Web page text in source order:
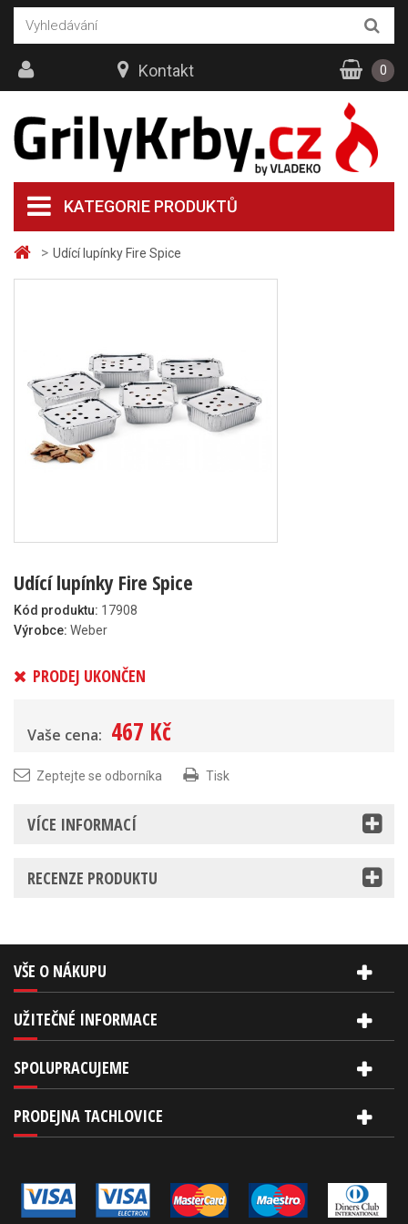
> Udící lupínky Fire Spice
Udící lupínky Fire Spice
Kód produktu: 17908
Výrobce: Weber
PRODEJ UKONČEN
Vaše cena: 467 Kč
Zeptejte se odborníka Tisk
VÍCE INFORMACÍ
RECENZE PRODUKTU
KATEGORIE PRODUKTŮ
Kontakt 0
VŠE O NÁKUPU
UŽITEČNÉ INFORMACE
SPOLUPRACUJEME
PRODEJNA TACHLOVICE